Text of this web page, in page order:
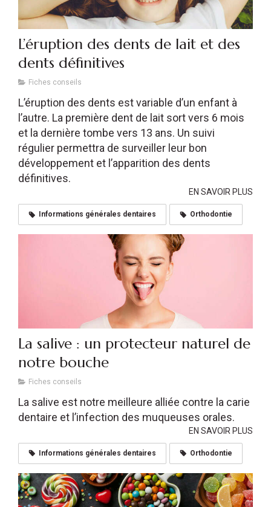
L’éruption des dents de lait et des
dents définitives
Fiches conseils
L’éruption des dents est variable d’un enfant à
l’autre. La première dent de lait sort vers 6 mois
et la dernière tombe vers 13 ans. Un suivi
régulier permettra de surveiller leur bon
développement et l’apparition des dents
définitives.
EN SAVOIR PLUS
Informations générales dentaires Orthodontie
La salive : un protecteur naturel de
notre bouche
Fiches conseils
La salive est notre meilleure alliée contre la carie
dentaire et l’infection des muqueuses orales.
EN SAVOIR PLUS
Informations générales dentaires Orthodontie